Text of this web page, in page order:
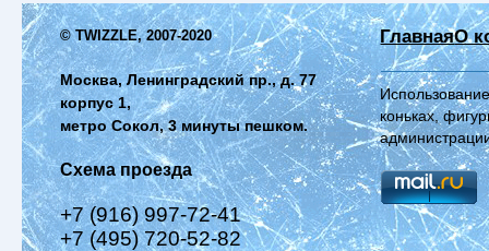
© TWIZZLE, 2007-2020
Москва, Ленинградский пр., д. 77
корпус 1,
метро Сокол, 3 минуты пешком.
Схема проезда
+7 (916) 997-72-41
+7 (495) 720-52-82
ГлавнаяО
коньках,